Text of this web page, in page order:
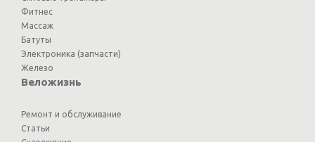
Фитнес
Массаж
Батуты
Электроника (запчасти)
Железо
Веложизнь
Ремонт и обслуживание
Статьи